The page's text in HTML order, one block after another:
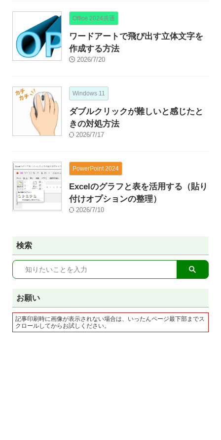
Office 2024共通
ワードアートで飛び出す立体文字を
作成する方法
2026/7/20
Windows 11
ダブルクリックが難しいと感じたと
きの対処方法
2026/7/17
PowerPoint 2024
Excelのグラフと表を活用する（貼り
付けオプションの整理）
2026/7/10
検索
お願い
記事印刷時に画像が表示されない場合は、いったんページ最下部までス
クロールしてからお試しください。